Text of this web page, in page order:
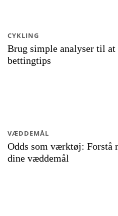
Brug simple analyser til
bettingtips
CYKLING
Odds som værktøj: Forstå
dine væddemål
VÆDDEMÅL